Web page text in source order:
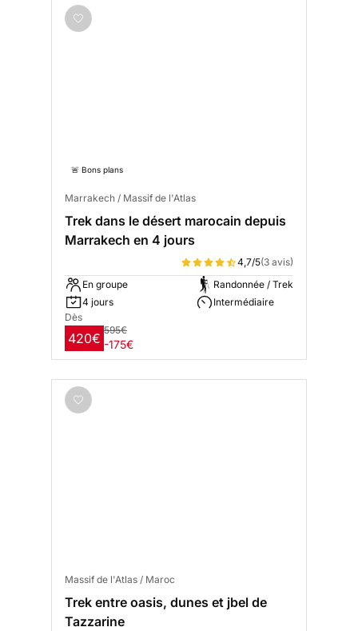
🚨 Bons plans
Marrakech / Massif de l'Atlas
Trek dans le désert marocain depuis
Marrakech en 4 jours
4,7/5(3 avis)
En groupe
4 jours
Randonnée / Trek
Intermédiaire
Dès
420€
595€
-175€
Massif de l'Atlas / Maroc
Trek entre oasis, dunes et jbel de
Tazzarine